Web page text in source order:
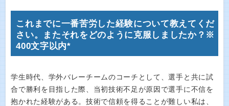
これまでに一番苦労した経験について教えてくだ
さい。またそれをどのように克服しましたか？※
400文字以内*
学生時代、学外バレーチームのコーチとして、選手と共に試
合で勝利を目指した際、当初技術不足が原因で選手に不信を
抱かれた経験がある。技術で信頼を得ることが難しい私は、